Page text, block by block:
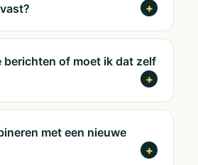
berichten of moet ik dat zelf
met een nieuwe